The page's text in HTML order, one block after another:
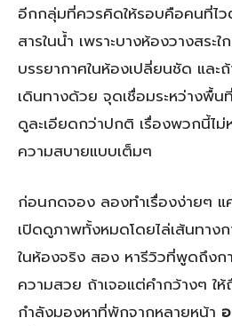
อีกกลุ่มที่ควรคิดให้รอบคือคนที่ไ
สารในน้ำ เพราะบางห้องวางสร
บรรยากาศในห้องเปลี่ยนชัด และ
เดินทางด้วย จุดเชื่อมระหว่างพื้
ดูละเอียดกว่าปกติ เรื่องพวกนี้ไ
ความสบายแบบเต็มๆ
ก่อนกดจอง ลองทำเรื่องง่ายๆ
เปิดดูภาพทั้งหมดโดยไล่เส้นทาง
ในห้องจริง สอง หารีวิวที่พูดถึงก
ความสวย ถ้าเจอแต่คำกว้างๆ ใ
กำลังมองหาที่พักจากหลายหน้า